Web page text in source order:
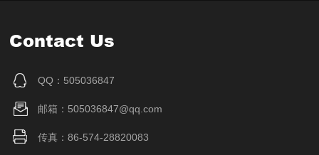
Contact Us
QQ：505036847
邮箱：505036847@qq.com
传真：86-574-28820083